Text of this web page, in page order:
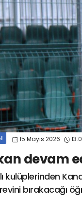
koyun #fırat
#
#gençlerbirliği
# barış alıcı
#
#erdem övüç
#
#beykan şimşek
15 Mayıs 2026
devam
kulüplerinden
bırakacağı